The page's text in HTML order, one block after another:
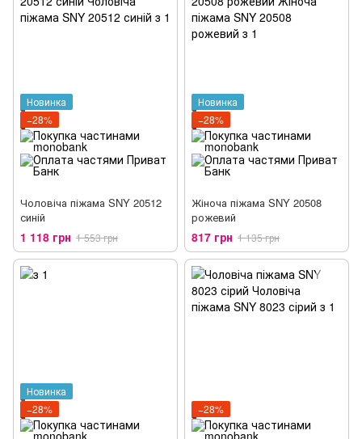
Новинка
−28%
Чоловіча піжама SNY 20512
синій
1 118 грн 1 553 грн
Новинка
−28%
Жіноча піжама SNY 20508
рожевий
817 грн 1 135 грн
Новинка
−28%
−28%